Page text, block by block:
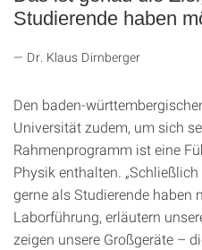
Studierende haben
Dr. Klaus Dirnberger
Den baden-
Universität zudem, um sich
Rahmenprogramm ist eine
Physik enthalten.
gerne als Studierende haben
Laborführung, erläutern
zeigen unsere Großgeräte –